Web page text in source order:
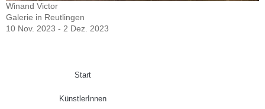
Winand Victor
Galerie in Reutlingen
10 Nov. 2023 - 2 Dez. 2023
Start
KünstlerInnen